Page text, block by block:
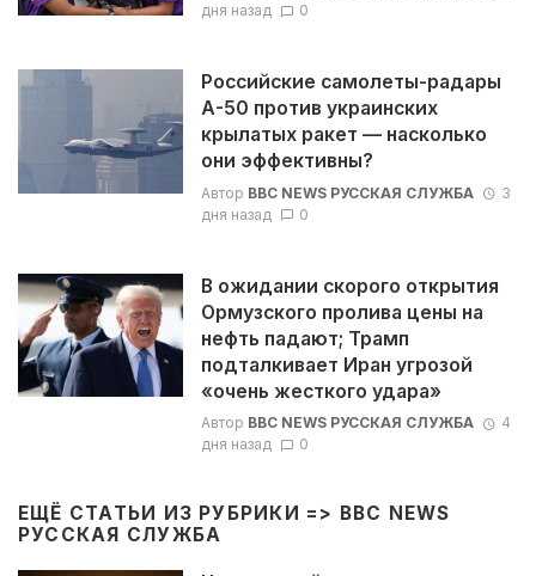
дня назад
0
Российские самолеты-радары
А-50 против украинских
крылатых ракет — насколько
они эффективны?
Автор BBC NEWS РУССКАЯ СЛУЖБА
3
дня назад
0
В ожидании скорого открытия
Ормузского пролива цены на
нефть падают; Трамп
подталкивает Иран угрозой
«очень жесткого удара»
Автор BBC NEWS РУССКАЯ СЛУЖБА
4
дня назад
0
ЕЩЁ СТАТЬИ ИЗ РУБРИКИ => BBC NEWS
РУССКАЯ СЛУЖБА